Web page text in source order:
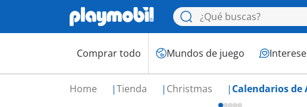
Comprar todo Mundos de juego
Home Tienda Christmas Calendarios